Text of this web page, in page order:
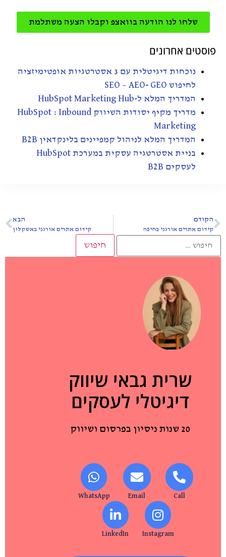
שלחו לנו הודעה בוואצפ וקבלו הצעה משתלמת
פוסטים אחרונים
נוכחות דיגיטלית עם 3 אסטרטגיות אופטימיזציה
לחיפוש SEO – AEO- GEO
המדריך המלא ל-HubSpot Marketing Hub
מדריך מקיף יסודות השיווק HubSpot : Inbound
Marketing
המדריך המלא לניהול קמפיינים בלינקדאין B2B
בניית אסטרטגיה עסקית במערכת HubSpot
לעסקים B2B
הקודם
קידום אתרים אורגני בחיפה
הבא
קידום אתרים אורגני באשקלון
שרית גבאי שיווק
דיגיטלי לעסקים
20 שנות ניסיון בפרסום ושיווק
Call
Email
WhatsApp
Instagram
LinkedIn